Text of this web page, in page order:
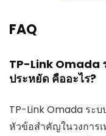
FAQ
TP-Link Omada
ประหยัด คืออะไร?
TP-Link Omada ระ
หัวข้อสำคัญในวงการ